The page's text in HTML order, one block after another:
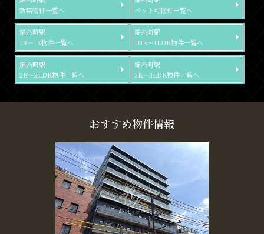
新築物件一覧へ
ペット可物件一覧へ
錦糸町駅
1R～1K物件一覧へ
錦糸町駅
1DK～1LDK物件一覧へ
錦糸町駅
2K～2LDK物件一覧へ
錦糸町駅
3K～3LDK物件一覧へ
おすすめ物件情報